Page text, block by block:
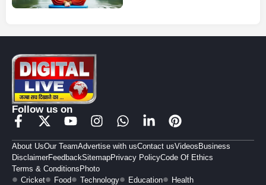
Follow us on
About UsOur TeamAdvertise with usContact usVideosBusiness
DisclaimerFeedbackSitemapPrivacy PolicyCode Of Ethics
Terms & ConditionsPhoto
Cricket
Food Technology Education Health